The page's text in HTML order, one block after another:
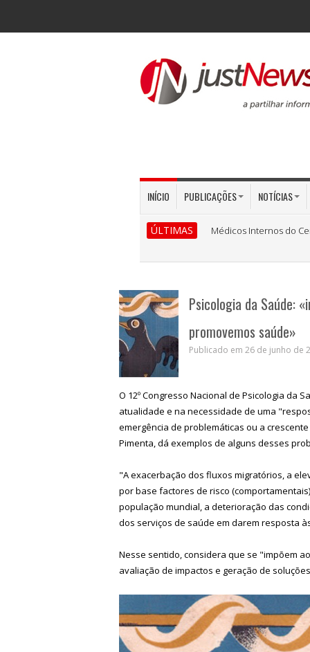
INÍCIO PUBLICAÇÕES NOTÍCIAS
ÚLTIMAS Médicos Internos do
Psicologia da Saúde:
promovemos saúde»
Publicado em 26 de junho de
O 12º Congresso Nacional de Psicologia da
atualidade e na necessidade de uma
emergência de problemáticas ou a
Pimenta, dá exemplos de alguns desses
"A exacerbação dos fluxos migratórios, a
por base factores de risco
população mundial, a deterioração das
dos serviços de saúde em darem resposta
Nesse sentido, considera que se "impõem
avaliação de impactos e geração de